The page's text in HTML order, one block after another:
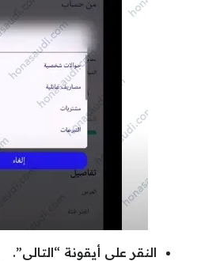
النقر على أيقونة “التالي”.